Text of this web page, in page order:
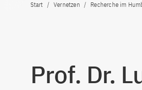
Start Vernetzen Recherche im
Prof. Dr.